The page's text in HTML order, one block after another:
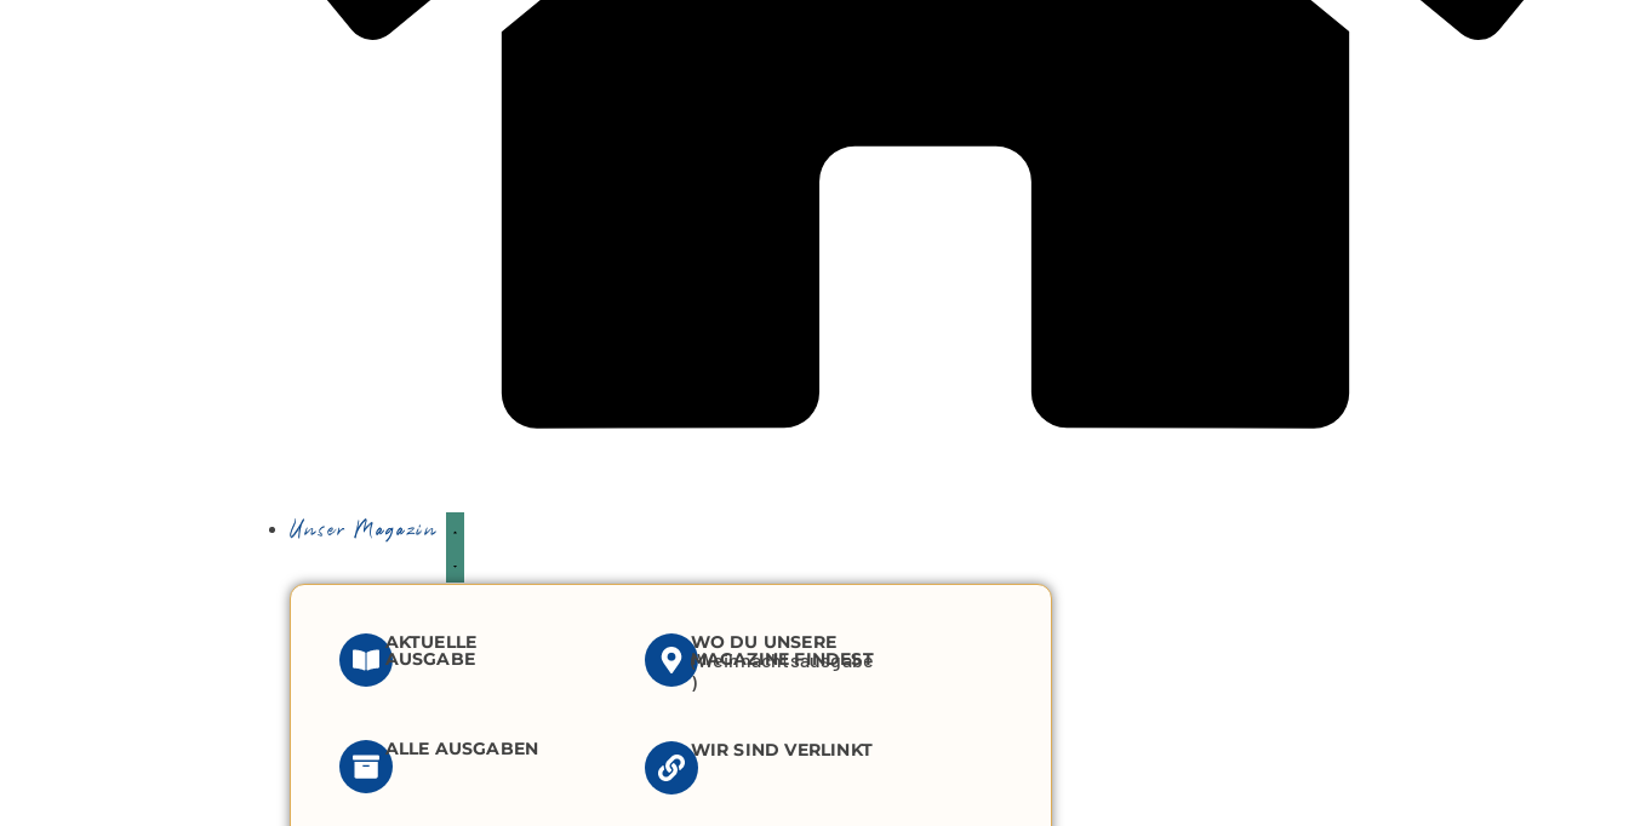
Unser Magazin
AKTUELLE
AUSGABE
ALLE AUSGABEN
WO DU UNSERE
MAGAZINE FINDEST
(Weihnachtsausgabe
)
WIR SIND VERLINKT